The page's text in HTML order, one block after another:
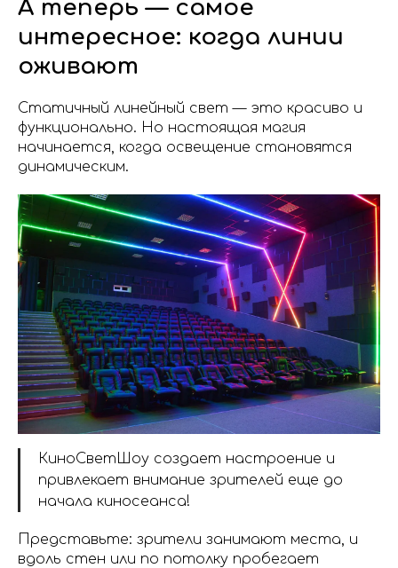
А теперь — самое
интересное: когда линии
оживают
Статичный линейный свет — это красиво и
функционально. Но настоящая магия
начинается, когда освещение становятся
динамическим.
КиноСветШоу создает настроение и
привлекает внимание зрителей еще до
начала киносеанса!
Представьте: зрители занимают места, и
вдоль стен или по потолку пробегает